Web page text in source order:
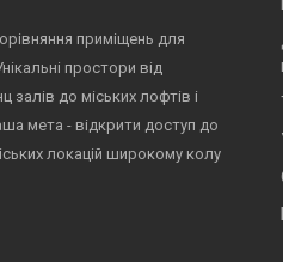
приміщень для
простори від
залів до міських лофтів і
мета - відкрити доступ до
локацій широкому колу